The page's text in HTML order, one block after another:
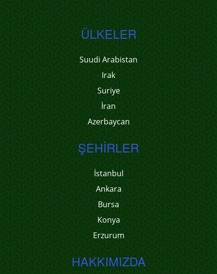
ÜLKELER
Suudi Arabistan
Irak
Suriye
İran
Azerbaycan
ŞEHIRLER
İstanbul
Ankara
Bursa
Konya
Erzurum
HAKKIMIZDA